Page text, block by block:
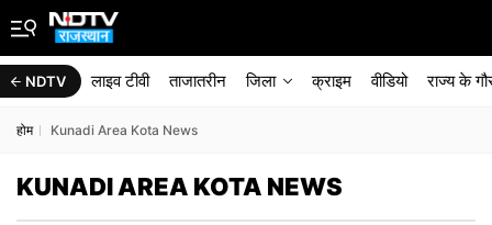
NDTV लाइव टीवी ताजातरीन जिला क्राइम वीडियो राज्‍य के
होम Kunadi Area Kota News
KUNADI AREA KOTA NEWS